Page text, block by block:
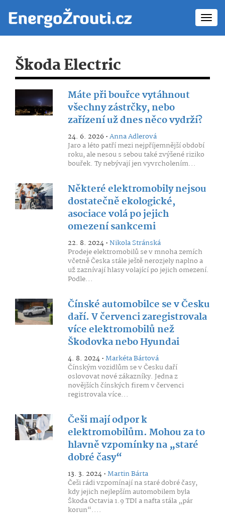
Škoda Electric
Máte při bouřce vytáhnout
všechny zástrčky, nebo
zařízení už dnes něco vydrží?
24. 6. 2026 •Anna Adlerová
Jaro a léto patří mezi nejpříjemnější období
roku, ale nesou s sebou také zvýšené riziko
bouřek. Ty nebývají jen vyvrcholením...
Některé elektromobily nejsou
dostatečně ekologické,
asociace volá po jejich
omezení sankcemi
22. 8. 2024 •Nikola Stránská
Prodeje elektromobilů se v mnoha zemích
včetně Česka stále ještě nerozjely naplno a
už zaznívají hlasy volající po jejich omezení.
Podle...
Čínské automobilce se v Česku
daří. V červenci zaregistrovala
více elektromobilů než
Škodovka nebo Hyundai
4. 8. 2024 •Markéta Bártová
Čínským vozidlům se v Česku daří
oslovovat nové zákazníky. Jedna z
novějších čínských firem v červenci
registrovala více...
Češi mají odpor k
elektromobilům. Mohou za to
hlavně vzpomínky na „staré
dobré časy“
13. 3. 2024 •Martin Bárta
Češi rádi vzpomínají na staré dobré časy,
kdy jejich nejlepším automobilem byla
Škoda Octavia 1.9 TDI a nafta stála „pár
korun“....